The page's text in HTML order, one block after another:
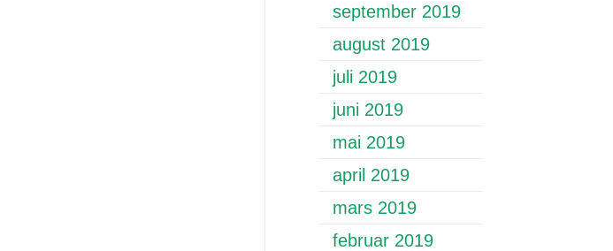
september 2019
august 2019
juli 2019
juni 2019
mai 2019
april 2019
mars 2019
februar 2019